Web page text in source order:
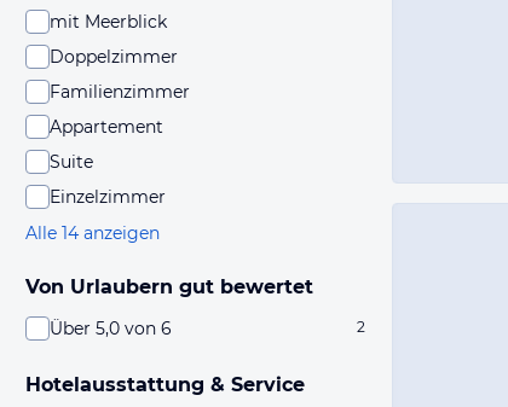
mit Meerblick
Doppelzimmer
Familienzimmer
Appartement
Suite
Einzelzimmer
Alle 14 anzeigen
Von Urlaubern gut bewertet
Über 5,0 von 6 2
Hotelausstattung & Service